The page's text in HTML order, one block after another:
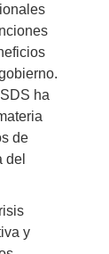
ha
de
del
y